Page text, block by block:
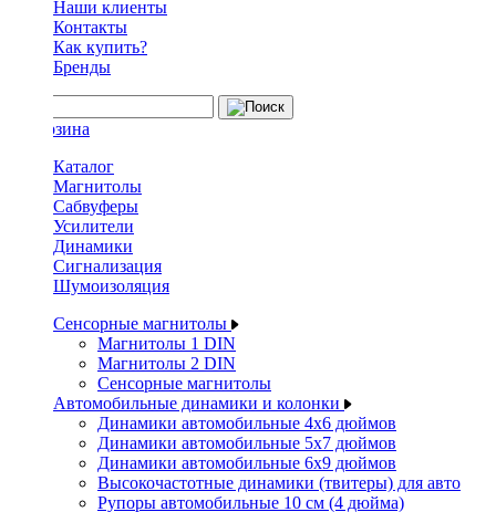
Наши клиенты
Контакты
Как купить?
Бренды
Каталог
Магнитолы
Сабвуферы
Усилители
Динамики
Сигнализация
Шумоизоляция
Сенсорные магнитолы
Магнитолы 1 DIN
Магнитолы 2 DIN
Сенсорные магнитолы
Автомобильные динамики и колонки
Динамики автомобильные 4x6 дюймов
Динамики автомобильные 5x7 дюймов
Динамики автомобильные 6x9 дюймов
Высокочастотные динамики (твитеры) для авто
Рупоры автомобильные 10 см (4 дюйма)